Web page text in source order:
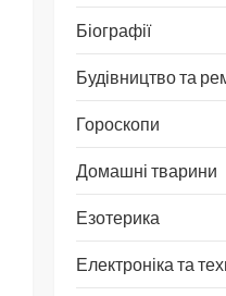
Біографії
Будівництво та
Гороскопи
Домашні тварини
Езотерика
Електроніка та